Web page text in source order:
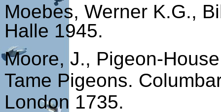
Moebes, Werner K.G.,
Halle 1945.
Moore, J., Pigeon-
Tame Pigeons.
London 1735.